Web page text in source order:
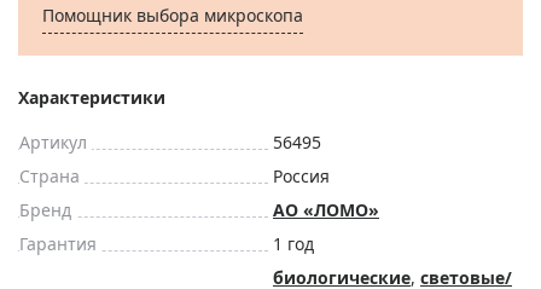
Помощник выбора микроскoпа
Характеристики
Артикул
56495
Страна
Россия
Бренд
АО «ЛОМО»
Гарантия
1 год
биологические, световые/